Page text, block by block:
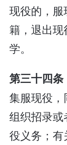
现役的，
籍，退出
学。
第三十四条
集服现役
组织招录
役义务；